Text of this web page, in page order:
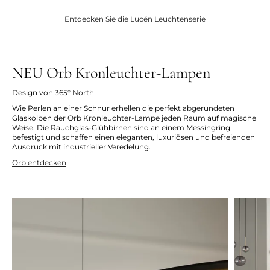
Entdecken Sie die Lucén Leuchtenserie
NEU Orb Kronleuchter-Lampen
Design von 365° North
Wie Perlen an einer Schnur erhellen die perfekt abgerundeten
Glaskolben der Orb Kronleuchter-Lampe jeden Raum auf magische
Weise. Die Rauchglas-Glühbirnen sind an einem Messingring
befestigt und schaffen einen eleganten, luxuriösen und befreienden
Ausdruck mit industrieller Veredelung.
Orb entdecken